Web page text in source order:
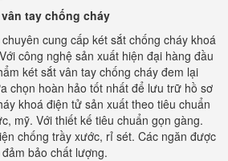
tay chống cháy
cung cấp két sắt chống cháy khoá
công nghệ sản xuất hiện đại hàng đầu
két sắt vân tay chống cháy đem lại
chọn hoàn hảo tốt nhất để lưu trữ hồ sơ
khoá điện tử sản xuất theo tiêu chuẩn
mỹ. Với thiết kế tiêu chuẩn gọn gàng.
chống trầy xước, rỉ sét. Các ngăn được
bảo chất lượng.